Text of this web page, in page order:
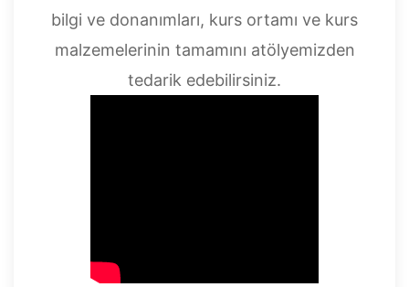
bilgi ve donanımları, kurs ortamı ve kurs
malzemelerinin tamamını atölyemizden
tedarik edebilirsiniz.